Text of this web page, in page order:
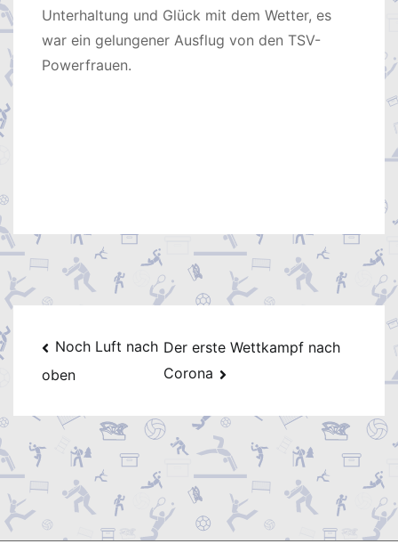
Unterhaltung und Glück mit dem Wetter, es
war ein gelungener Ausflug von den TSV-
Powerfrauen.
Beitragsnavigation
Noch Luft nach
oben
Der erste Wettkampf nach
Corona